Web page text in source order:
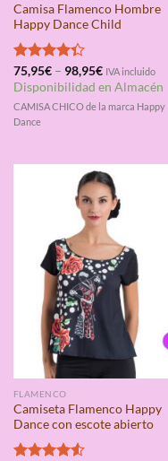
Camisa Flamenco Hombre
Happy Dance Child
Valorado
con4.33
75,95€– 98,95€ IVA incluido
Disponibilidad en Almacén
CAMISA CHICO de la marca Happy
Dance
FLAMENCO
Camiseta Flamenco Happy
Dance con escote abierto